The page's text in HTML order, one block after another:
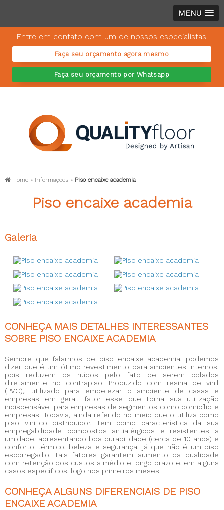
MENU
Entre em contato com um de nossos especialistas!
Faça seu orçamento agora mesmo
Faça seu orçamento por Whatsapp
Home » Informações » Piso encaixe academia
Piso encaixe academia
Galeria
CONHEÇA MAIS DETALHES INTERESSANTES
SOBRE PISO ENCAIXE ACADEMIA
Sempre que falarmos de piso encaixe academia , podemos
dizer que é um ótimo revestimento para ambientes internos,
pois reduzem os ruídos pelo fato de serem colados
diretamente no contrapiso. Produzido com resina de vinil
(PVC),, utilizado para embelezar o ambiente de casas e
empresas em geral, fator esse que torna sua utilização
indispensável para empresas de segmentos como domicílio e
empresas. Todavia, ainda referido no meio que o utiliza como
piso vinilico distribuidor, tem como característica da sua
empregabilidade compostos antialérgicos e resistentes a
umidade, apresentando boa durabilidade (cerca de 10 anos) e
conforto térmico, beleza e segurança, já que não é um piso
escorregadio, tais fatores garantem aumento da qualidade
com retenção dos custos a médio e longo prazo e, em alguns
casos específicos, logo nos primeiros meses.
CONHEÇA ALGUNS DIFERENCIAIS DE PISO
ENCAIXE ACADEMIA